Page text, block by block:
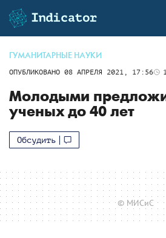
ГУМАНИТАРНЫЕ НАУКИ
ОПУБЛИКОВАНО 08 АПРЕЛЯ 2021, 17:56
Молодыми
ученых до 40 лет
Обсудить
© МИСиС